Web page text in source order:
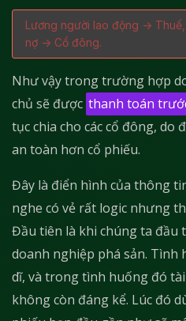
Lương người lao động ->
nợ -> Cổ đông.
Như vậy trong trường hợp
chủ sẽ được thanh toán
tục chia cho các cổ đông,
an toàn hơn cổ phiếu.
Đây là điển hình của thông
nghe có vẻ rất logic nhưng
Đầu tiên là khi chúng ta đầu
doanh nghiệp phá sản. Tình
dĩ, và trong tình huống đó
không còn đáng kể. Lúc đó